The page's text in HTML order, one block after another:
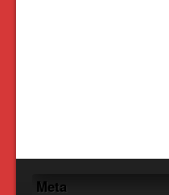
Meta